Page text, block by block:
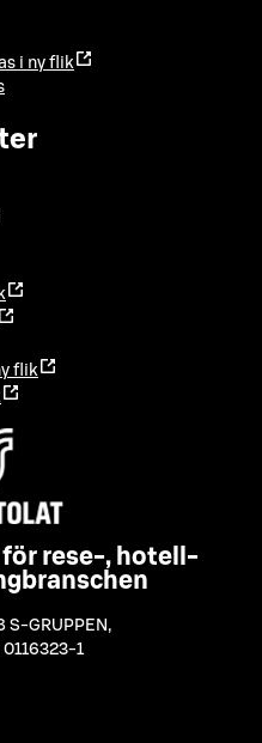
i ny flik
flik
rese-, hotell-
S-GRUPPEN ,
1